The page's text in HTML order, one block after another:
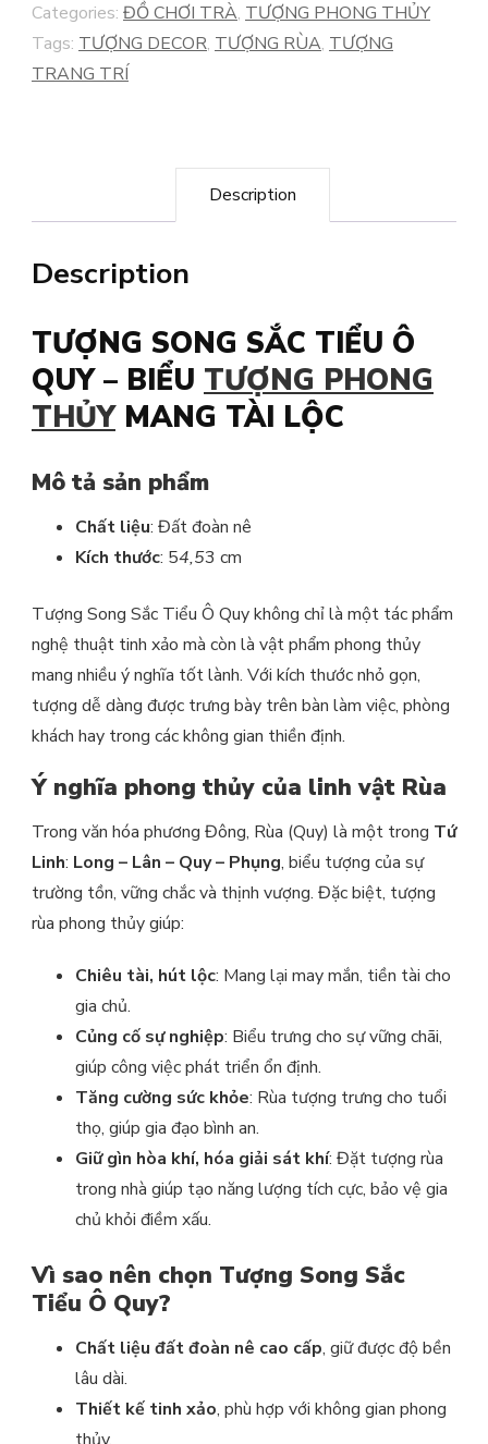
quantity
Categories: ĐỒ CHƠI TRÀ, TƯỢNG PHONG THỦY
Tags: TƯỢNG DECOR, TƯỢNG RÙA, TƯỢNG
TRANG TRÍ
Description
Description
TƯỢNG SONG SẮC TIỂU Ô
QUY – BIỂU TƯỢNG PHONG
THỦYMANG TÀI LỘC
Mô tả sản phẩm
Chất liệu: Đất đoàn nê
Kích thước: 54,53 cm
Tượng Song Sắc Tiểu Ô Quy không chỉ là một tác phẩm
nghệ thuật tinh xảo mà còn là vật phẩm phong thủy
mang nhiều ý nghĩa tốt lành. Với kích thước nhỏ gọn,
tượng dễ dàng được trưng bày trên bàn làm việc, phòng
khách hay trong các không gian thiền định.
Ý nghĩa phong thủy của linh vật Rùa
Trong văn hóa phương Đông, Rùa (Quy) là một trong Tứ
Linh: Long – Lân – Quy – Phụng, biểu tượng của sự
trường tồn, vững chắc và thịnh vượng. Đặc biệt, tượng
rùa phong thủy giúp:
Chiêu tài, hút lộc: Mang lại may mắn, tiền tài cho
gia chủ.
Củng cố sự nghiệp: Biểu trưng cho sự vững chãi,
giúp công việc phát triển ổn định.
Tăng cường sức khỏe: Rùa tượng trưng cho tuổi
thọ, giúp gia đạo bình an.
Giữ gìn hòa khí, hóa giải sát khí: Đặt tượng rùa
trong nhà giúp tạo năng lượng tích cực, bảo vệ gia
chủ khỏi điềm xấu.
Vì sao nên chọn Tượng Song Sắc
Tiểu Ô Quy?
Chất liệu đất đoàn nê cao cấp, giữ được độ bền
lâu dài.
Thiết kế tinh xảo, phù hợp với không gian phong